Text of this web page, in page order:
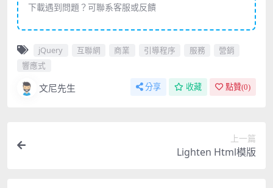
下載遇到問題？可聯系客服或反饋
jQuery 互聯網 商業 引導程序 服務
營銷
響應式
文尼先生 分享 收藏 點贊(0)
上一篇
Lighten Html模版